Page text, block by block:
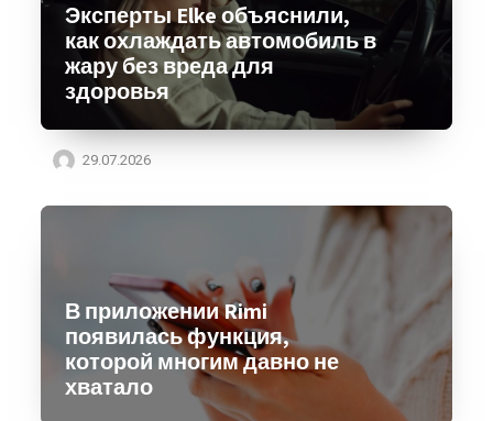
Эксперты Elke объяснили,
как охлаждать автомобиль в
жару без вреда для
здоровья
29.07.2026
В приложении Rimi
появилась функция,
которой многим давно не
хватало